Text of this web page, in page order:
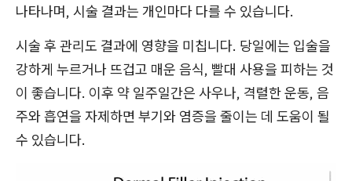
나타나며, 시술 결과는 개인마다 다를 수 있습니다.
시술 후 관리도 결과에 영향을 미칩니다. 당일에는 입술을
강하게 누르거나 뜨겁고 매운 음식, 빨대 사용을 피하는 것
이 좋습니다. 이후 약 일주일간은 사우나, 격렬한 운동, 음
주와 흡연을 자제하면 부기와 염증을 줄이는 데 도움이 될
수 있습니다.